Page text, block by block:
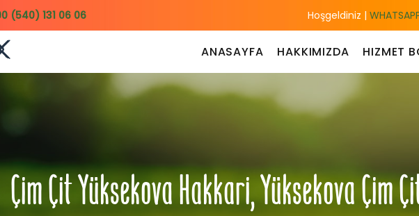
(540) 131 06 06 Hoşgeldiniz |
ANASAYFA HAKKIMIZDA HIZMET
Çim Çit Yüksekova Hakkari, Yüksekova Çim